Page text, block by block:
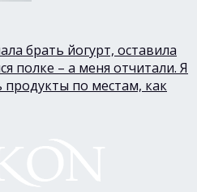
брать йогурт, оставила
полке – а меня отчитали. Я
продукты по местам, как